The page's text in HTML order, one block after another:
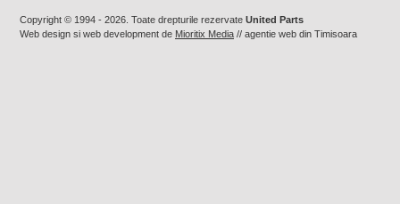
Copyright © 1994 - 2026. Toate drepturile rezervate United Parts
Web design si web development de Mioritix Media // agentie web din Timisoara